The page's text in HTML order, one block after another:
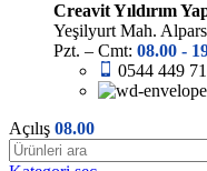
Creavit Yıldırım
Yeşilyurt Mah.
Pzt. – Cmt: 08.00 -
0544 449
Açılış 08.00